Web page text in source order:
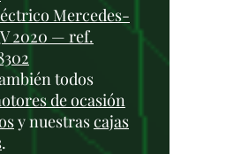
Mercedes-
2020 — ref.
todos
de ocasión
y nuestrascajas
.